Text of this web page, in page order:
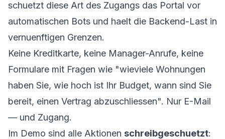
schuetzt diese Art des Zugangs das Portal vor
automatischen Bots und haelt die Backend-Last in
vernuenftigen Grenzen.
Keine Kreditkarte, keine Manager-Anrufe, keine
Formulare mit Fragen wie "wieviele Wohnungen
haben Sie, wie hoch ist Ihr Budget, wann sind Sie
bereit, einen Vertrag abzuschliessen". Nur E-Mail
— und Zugang.
Im Demo sind alle Aktionen schreibgeschuetzt: